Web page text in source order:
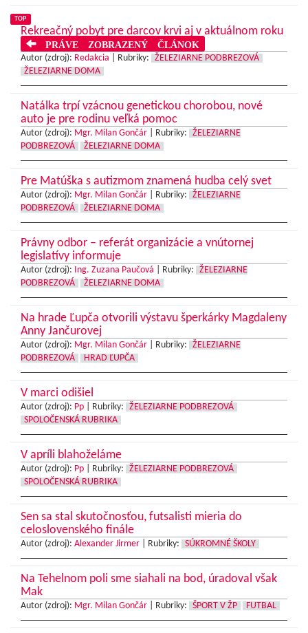
TOP
Rekreačný pobyt pre darcov krvi aj v aktuálnom roku
PRÁVE ZOBRAZENÝ ČLÁNOK
Autor (zdroj): Redakcia Rubriky:
ŽELEZIARNE PODBREZOVÁ
ŽELEZIARNE DOMA
Natálka trpí vzácnou genetickou chorobou, nové
auto je pre rodinu veľká pomoc
Autor (zdroj): Mgr. Milan Gončár Rubriky:
ŽELEZIARNE
PODBREZOVÁ
ŽELEZIARNE DOMA
Pre Matúška s autizmom znamená hudba celý svet
Autor (zdroj): Mgr. Milan Gončár Rubriky:
ŽELEZIARNE
PODBREZOVÁ
ŽELEZIARNE DOMA
Právny odbor – referát organizácie a vnútornej
legislatívy informuje
Autor (zdroj): Ing. Zuzana Paučová Rubriky:
ŽELEZIARNE
PODBREZOVÁ
ŽELEZIARNE DOMA
Na hrade Ľupča otvorili výstavu šperkárky Magdaleny
Anny Jančurovej
Autor (zdroj): Mgr. Milan Gončár Rubriky:
ŽELEZIARNE
PODBREZOVÁ
HRAD ĽUPČA
V marci odišiel
Autor (zdroj): Pp Rubriky:
ŽELEZIARNE PODBREZOVÁ
SPOLOČENSKÁ RUBRIKA
V apríli blahoželáme
Autor (zdroj): Pp Rubriky:
ŽELEZIARNE PODBREZOVÁ
SPOLOČENSKÁ RUBRIKA
Sen sa stal skutočnosťou, futsalisti mieria do
celoslovenského finále
Autor (zdroj): Alexander Jirmer Rubriky: SÚKROMNÉ ŠKOLY
Na Tehelnom poli sme siahali na bod, úradoval však
Mak
Autor (zdroj): Mgr. Milan Gončár Rubriky: ŠPORT V ŽP FUTBAL